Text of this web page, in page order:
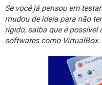
INSTAGRAM
GUIA DE COMPRAS
OUTLOOK
INSTAGRAM
GUIA DE COMPRAS
JOGOS
CELULAR
OUTLOOK
Se você já pensou em
mudou de ideia para não
rígido, saiba que é
softwares como VirtualBox.